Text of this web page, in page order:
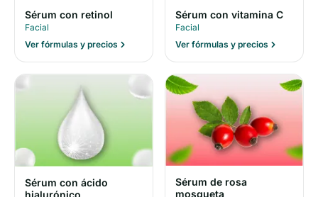
Sérum con retinol
Facial
Ver fórmulas y precios
Sérum con vitamina C
Facial
Ver fórmulas y precios
Sérum con ácido
hialurónico
Sérum de rosa
mosqueta